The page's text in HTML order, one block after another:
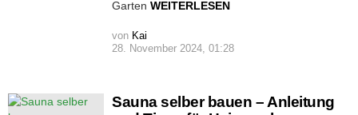
Garten WEITERLESEN
von Kai
28. November 2024, 01:28
Sauna selber bauen – Anleitung